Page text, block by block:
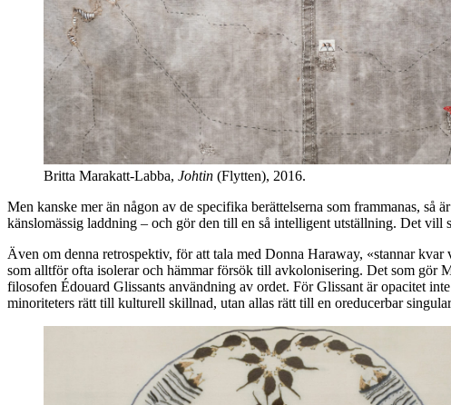
Britta Marakatt-Labba, Johtin (Flytten), 2016.
Men kanske mer än någon av de specifika berättelserna som frammanas,
känslomässig laddning – och gör den till en så intelligent utställning. Det vill
Även om denna retrospektiv, för att tala med Donna Haraway, «stannar
som alltför ofta isolerar och hämmar försök till avkolonisering. Det som gör
filosofen Édouard Glissants användning av ordet. För Glissant är opacitet
minoriteters rätt till kulturell skillnad, utan allas rätt till en oreducerbar